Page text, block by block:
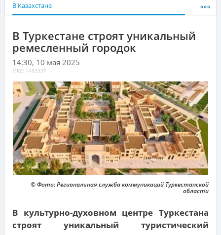
В Казахстане
В Туркестане строят уникальный
ремесленный городок
14:30, 10 мая 2025
MKZ: 1482037
© Фото: Региональная служба коммуникаций Туркестанской
области
В культурно-духовном центре Туркестана
строят уникальный туристический